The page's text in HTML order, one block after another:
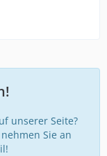
unserer Seite?
Sie an